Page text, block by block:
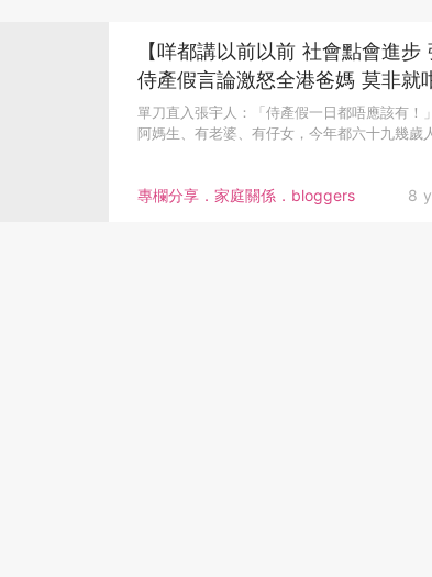
專欄分享．家庭關係．bloggers 8
【咩都講以前以前 社會點會進步
侍產假言論激怒全港爸媽 莫非就
佢？】
單刀直入張宇人：「侍產假一日都唔應該有！
阿媽生、有老婆、有仔女，今年都六十九幾歲